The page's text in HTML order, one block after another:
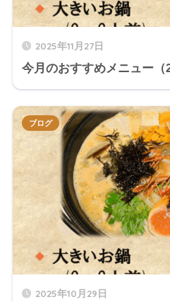
2025年11月27日
今月のおすすめメニュー（
2025年10月29日
ブログ